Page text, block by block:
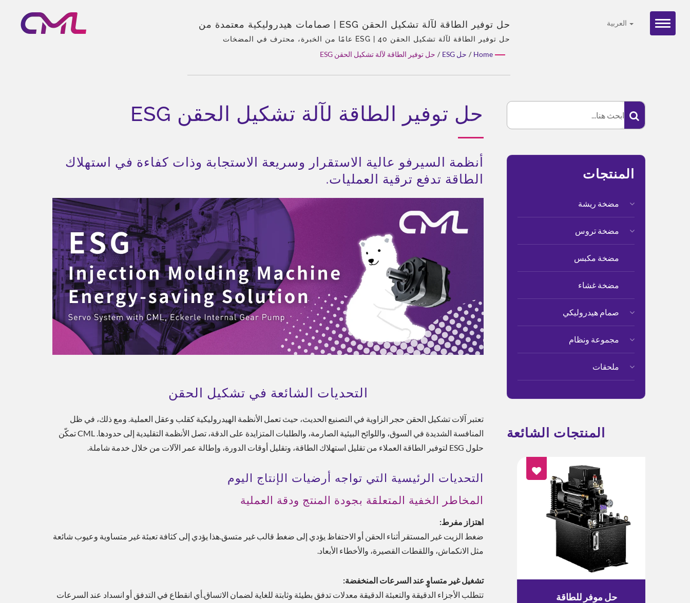
حل توفير الطاقة لآلة تشكيل الحقن ESG | صمامات هيدروليكية معتمدة من
EMC و ISO 9001 و CE – الاعتراف العالمي لـ CML
حل توفير الطاقة لآلة تشكيل الحقن ESG | 40 عامًا من الخبرة، محترف في المضخات
الهيدروليكية والصمامات، الوكيل الوحيد في آسيا لشركة إكرلي، فريق ذو خبرة، أنواع منتجات
متنوعة، حل شامل، تخصيص مرن، توزيع عالمي.
Home
/ حل ESG / حل توفير الطاقة لآلة تشكيل الحقن ESG
حل توفير الطاقة لآلة تشكيل الحقن ESG
أنظمة السيرفو عالية الاستقرار وسريعة الاستجابة وذات كفاءة في استهلاك
الطاقة تدفع ترقية العمليات.
التحديات الشائعة في تشكيل الحقن
تعتبر آلات تشكيل الحقن حجر الزاوية في التصنيع الحديث، حيث تعمل الأنظمة الهيدروليكية كقلب وعقل العملية. ومع ذلك، في ظل
المنافسة الشديدة في السوق، واللوائح البيئية الصارمة، والطلبات المتزايدة على الدقة، تصل الأنظمة التقليدية إلى حدودها. CML تمكّن
حلول ESG لتوفير الطاقة العملاء من تقليل استهلاك الطاقة، وتقليل أوقات الدورة، وإطالة عمر الآلات من خلال خدمة شاملة.
التحديات الرئيسية التي تواجه أرضيات الإنتاج اليوم
المخاطر الخفية المتعلقة بجودة المنتج ودقة العملية
اهتزاز مفرط:
ضغط الزيت غير المستقر أثناء الحقن أو الاحتفاظ يؤدي إلى ضغط قالب غير متسق.هذا يؤدي إلى كثافة تعبئة غير متساوية وعيوب شائعة
مثل الانكماش، واللقطات القصيرة، والأخطاء الأبعاد.
تشغيل غير متساوٍ عند السرعات المنخفضة:
تتطلب الأجزاء الدقيقة والتعبئة الدقيقة معدلات تدفق بطيئة وثابتة للغاية لضمان الاتساق.أي انقطاع في التدفق أو انسداد عند السرعات
المنتجات
مضخة ريشة
مضخة تروس
مضخة مكبس
مضخة غشاء
صمام هيدروليكي
مجموعة ونظام
ملحقات
المنتجات الشائعة
حل تبريد ESG حل موفر للطاقة حل تبريد ESG حل موفر للطاقة